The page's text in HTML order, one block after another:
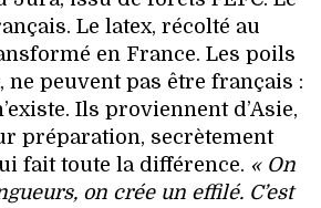
Le latex, récolté au
en France. Les poils
ne peuvent pas être français :
Ils proviennent d’Asie,
préparation, secrètement
fait toute la différence. « On
on crée un effilé. C’est